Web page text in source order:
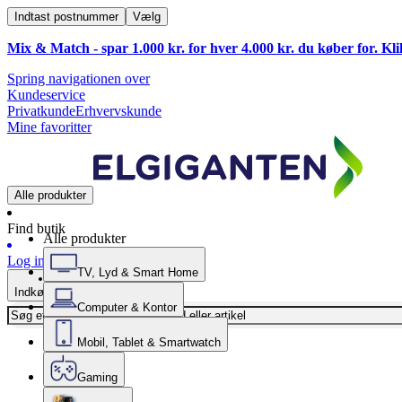
Indtast postnummer Vælg
Mix & Match - spar 1.000 kr. for hver 4.000 kr. du køber for.
Spring navigationen over
Kundeservice
PrivatkundeErhvervskunde
Mine favoritter
Alle produkter
Find butik
Log ind
Indkøbskurv
Alle produkter
TV, Lyd & Smart Home
Computer & Kontor
Mobil, Tablet & Smartwatch
Gaming